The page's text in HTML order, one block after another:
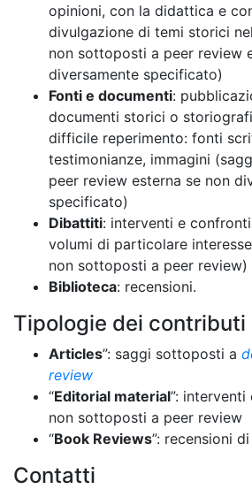
opinioni, con la didattica e
divulgazione di temi storici
non sottoposti a peer review
diversamente specificato)
Fonti e documenti:
documenti storici o
difficile reperimento: fonti
testimonianze, immagini
peer review esterna se non
specificato)
Dibattiti: interventi e
volumi di particolare
non sottoposti a peer review)
Biblioteca: recensioni.
Tipologie dei
Articles”: saggi sottoposti a
review
“Editorial material”:
non sottoposti a peer review
“Book Reviews”: recensioni
Contatti